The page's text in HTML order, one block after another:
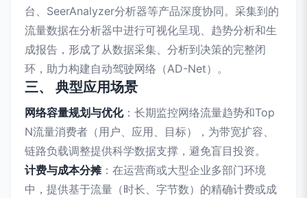
台、SeerAnalyzer分析器等产品深度协同。采集到的
流量数据在分析器中进行可视化呈现、趋势分析和生
成报告，形成了从数据采集、分析到决策的完整闭
环，助力构建自动驾驶网络（AD-Net）。
三、 典型应用场景
网络容量规划与优化：长期监控网络流量趋势和Top
N流量消费者（用户、应用、目标），为带宽扩容、
链路负载调整提供科学数据支撑，避免盲目投资。
计费与成本分摊 ：在运营商或大型企业多部门环境
中，提供基于流量（时长、字节数）的精确计费或成